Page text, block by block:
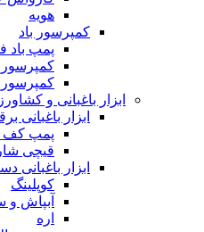
هویه
کمپرسور باد
پمپ باد
کمپرسور
کمپرسور
ابزار باغبانی و
ابزار باغبانی
پمپ
قیچی
ابزار باغبانی
کوپلینگ
آبپاش و
اره